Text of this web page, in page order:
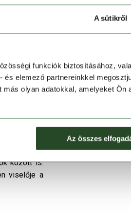
A sütikről
funkciók biztosításához,
és elemező partnereinkkel
olyan adatokkal, amelyeket Ön
Az összes
külső
és a
elvezeti a
rétegekre
a
Nagyon
között is:
viselője a